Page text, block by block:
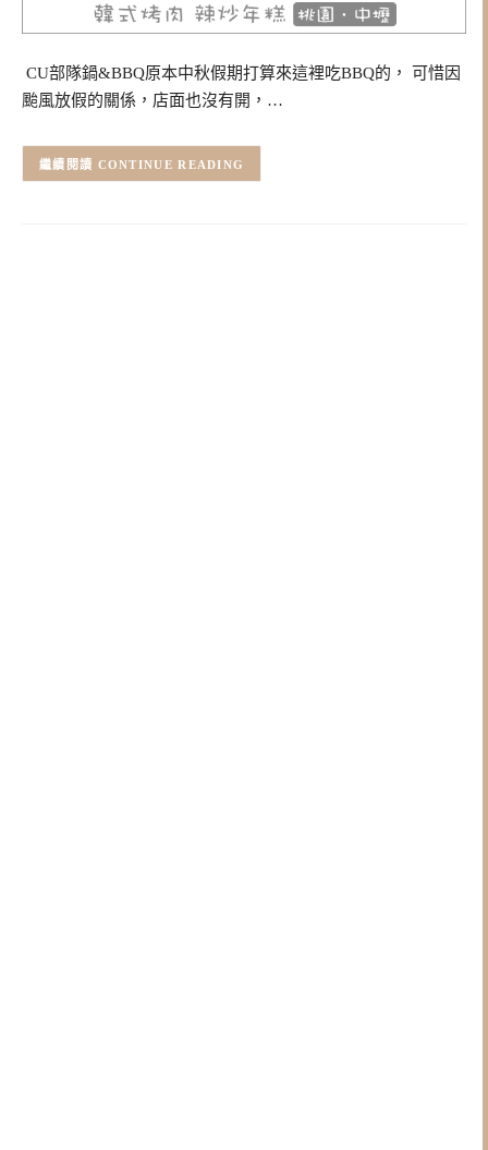
CU部隊鍋&BBQ原本中秋假期打算來這裡吃BBQ的， 可惜因
颱風放假的關係，店面也沒有開，…
CONTINUE READING